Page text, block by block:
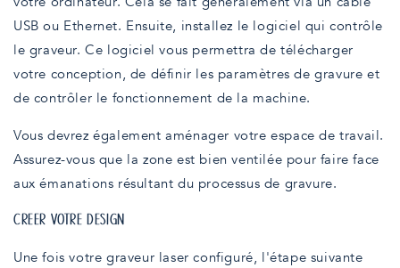
USB ou Ethernet. Ensuite, installez le logiciel qui contrôle
le graveur. Ce logiciel vous permettra de télécharger
votre conception, de définir les paramètres de gravure et
de contrôler le fonctionnement de la machine.
Vous devrez également aménager votre espace de travail.
Assurez-vous que la zone est bien ventilée pour faire face
aux émanations résultant du processus de gravure.
CRÉER VOTRE DESIGN
Une fois votre graveur laser configuré, l'étape suivante